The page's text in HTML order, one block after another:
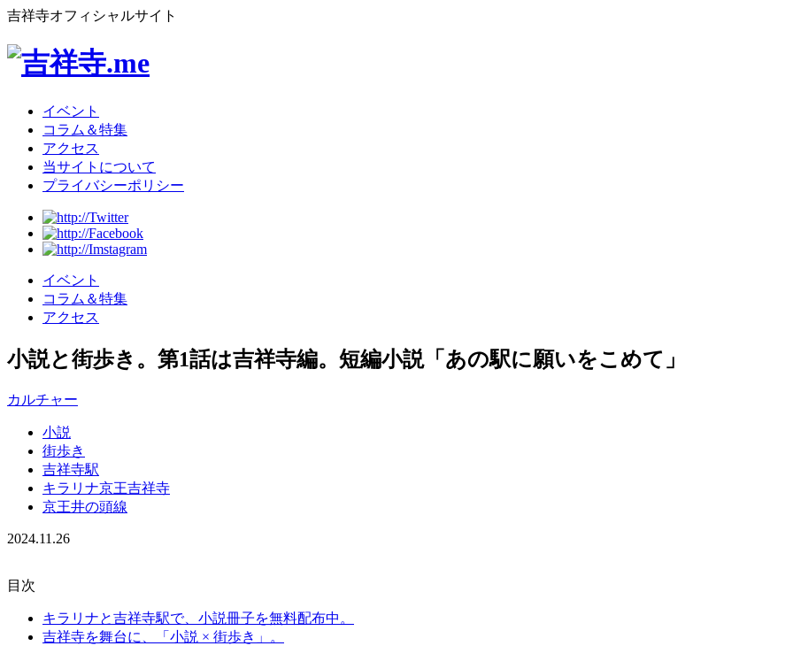
吉祥寺オフィシャルサイト
イベント
コラム＆特集
アクセス
当サイトについて
プライバシーポリシー
イベント
コラム＆特集
アクセス
小説と街歩き。第1話は吉祥寺編。短編小説「あの駅に願いをこめて」
カルチャー
小説
街歩き
吉祥寺駅
キラリナ京王吉祥寺
京王井の頭線
2024.11.26
目次
キラリナと吉祥寺駅で、小説冊子を無料配布中。
吉祥寺を舞台に、「小説 × 街歩き」。